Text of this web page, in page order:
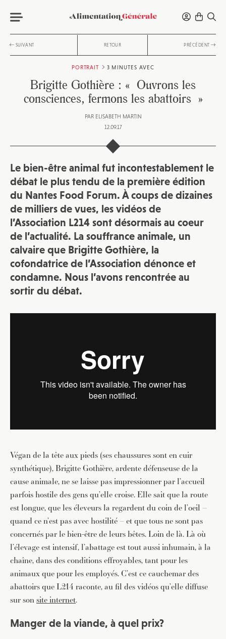
SUIVANT RETOUR PRÉCÉDENT
PORTRAIT 3 MINUTES AVEC
Brigitte Gothière : « Ouvrons les
consciences, fermons les abattoirs »
PAR ELISABETH MARTIN
12.09.17
Le bien-être animal fut incontestablement le
débat le plus tendu de la première édition
du Nantes Food Forum. À coups de dizaines
de milliers de vues, les vidéos de
l’Association L214 sont désormais au coeur
de l’actualité. La souffrance animale, un
calvaire que Brigitte Gothière, la
cofondatrice de l’Association dénonce et
condamne. Nous l’avons rencontrée au
sortir du débat.
Végan de la tête aux pieds (ses chaussures sont en cuir
synthétique), Brigitte Gothière, ardente défenseuse de la
cause animale, ne se laisse pas impressionner par l’accueil
parfois hostile des gens qu’elle croise. Elle sait que la route
est longue, que les éleveurs la regardent du coin de l’oeil –
quand ce n’est pas avec hostilité – et que tous ne sont pas
concernés par le bien-être de leurs bêtes. Loin de là. Là où
l’élevage est intensif, l’abattage est tout aussi inhumain, à la
chaîne, dans des conditions effroyables, tant pour les
animaux que pour les employés. C’est ce cauchemar des
abattoirs que L214 raconte, au fil des vidéos qu’elle diffuse
sur sonsite internet.
Manger de la viande, à quel prix?